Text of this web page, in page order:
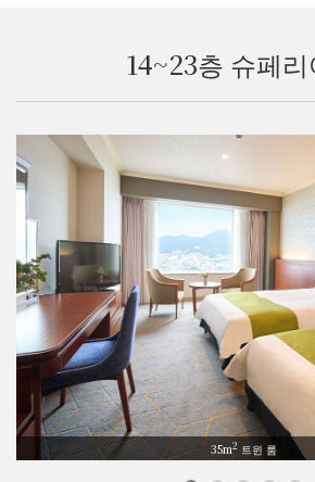
14~23층 슈페
2
35m2트윈 룸
2
22
2 2